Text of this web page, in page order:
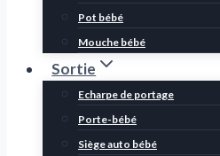
Pot bébé
Mouche bébé
Sortie
Echarpe de portage
Porte-bébé
Siège auto bébé